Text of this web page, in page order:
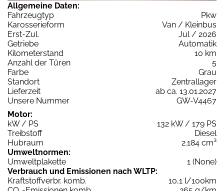
Allgemeine Daten:
Fahrzeugtyp
Pkw
Karosserieform
Van / Kleinbus
Erst-Zul.
Jul / 2026
Getriebe
Automatik
Kilometerstand
10 km
Anzahl der Türen
5
Farbe
Grau
Standort
Zentrallager
Lieferzeit
ab ca. 13.01.2027
Unsere Nummer
GW-V4467
Motor:
kW / PS
132 kW / 179 PS
Treibstoff
Diesel
Hubraum
2.184 cm³
Umweltnormen:
Umweltplakette
1 (None)
Verbrauch und Emissionen nach WLTP:
Kraftstoffverbr. komb.
10,1 l/100km